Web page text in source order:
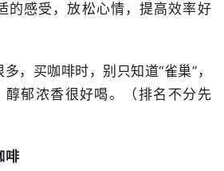
的感受，放松心情，提高效率好
，买咖啡时，别只知道“雀巢”，
郁浓香很好喝。（排名不分先
啡